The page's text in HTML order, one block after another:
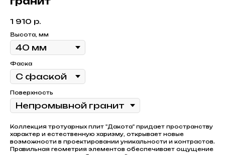
1 910 р.
Высота, мм
Фаска
Поверхность
Коллекция тротуарных плит "Дакота" придает пространству
характер и естественную харизму, открывает новые
возможности в проектировании уникальности и контрастов.
Правильная геометрия элементов обеспечивает ощущение